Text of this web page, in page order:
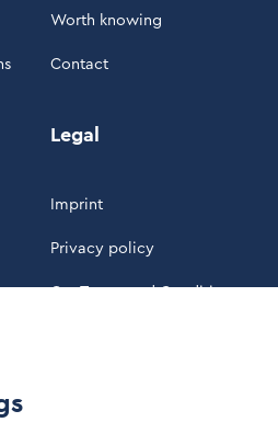
Worth knowing
Contact
Legal
Imprint
Privacy policy
Our Terms and Conditions